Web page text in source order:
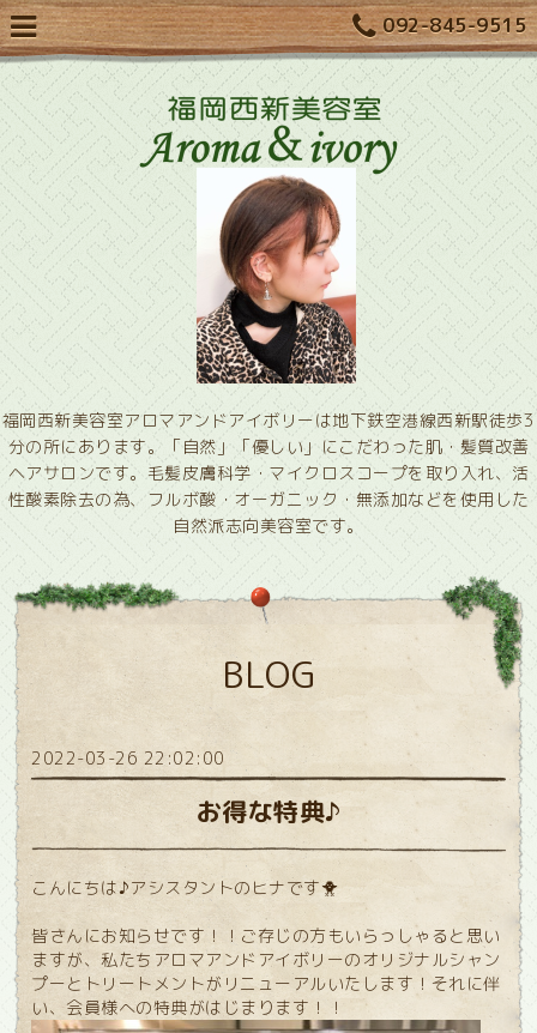
092-845-9515
福岡西新美容室アロマアンドアイボリーは地下鉄空港線西新駅徒歩3
分の所にあります。「自然」「優しい」にこだわった肌・髪質改善
ヘアサロンです。毛髪皮膚科学・マイクロスコープを取り入れ、活
性酸素除去の為、フルボ酸・オーガニック・無添加などを使用した
自然派志向美容室です。
BLOG
2022-03-26 22:02:00
お得な特典♪
こんにちは♪アシスタントのヒナです🐥
皆さんにお知らせです！！ご存じの方もいらっしゃると思い
ますが、私たちアロマアンドアイボリーのオリジナルシャン
プーとトリートメントがリニューアルいたします！それに伴
い、会員様への特典がはじまります！！